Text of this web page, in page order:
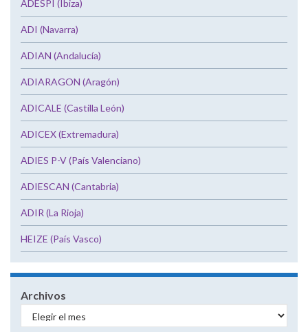
ADESPI (Ibiza)
ADI (Navarra)
ADIAN (Andalucía)
ADIARAGON (Aragón)
ADICALE (Castilla León)
ADICEX (Extremadura)
ADIES P-V (País Valenciano)
ADIESCAN (Cantabria)
ADIR (La Rioja)
HEIZE (País Vasco)
Archivos